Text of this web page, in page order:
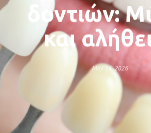
δοντιών:
και
May 14, 2026